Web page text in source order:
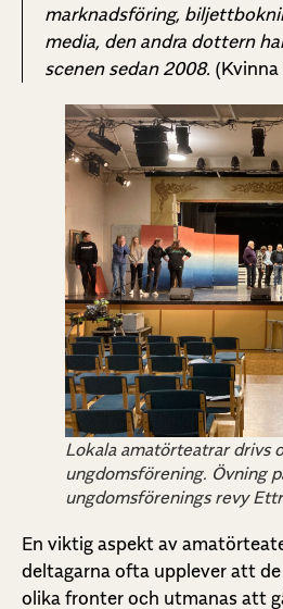
marknadsföring,
media, den andra dottern
scenen sedan 2008.
Lokala amatörteatrar drivs
ungdomsförening. Övning
ungdomsförenings revy
En viktig aspekt av
deltagarna ofta upplever att
olika fronter och utmanas att